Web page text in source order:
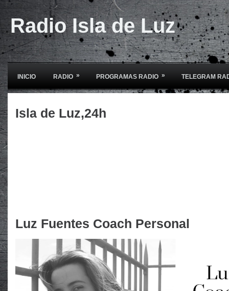
Radio Isla de Luz
INICIO RADIO » PROGRAMAS RADIO » TELEGRAM
Isla de Luz,24h
Luz Fuentes Coach Personal